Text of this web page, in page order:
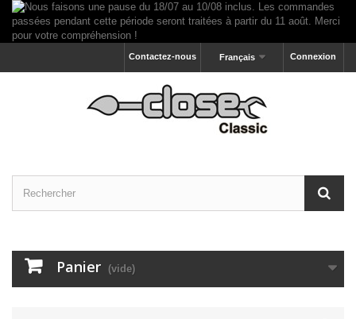
Connexion
Français
Contactez-nous
Panier (vide)